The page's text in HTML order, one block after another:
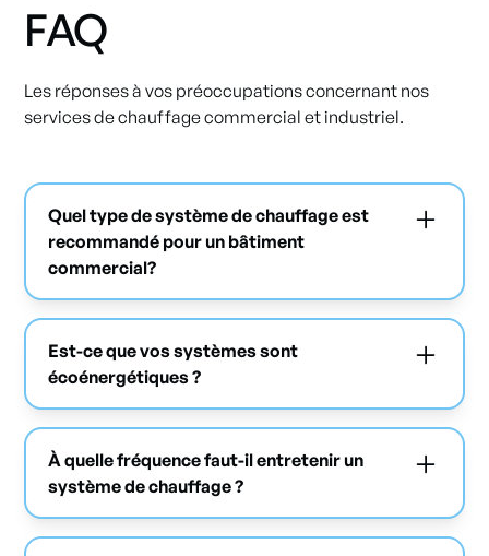
FAQ
Les réponses à vos préoccupations concernant nos
services de chauffage commercial et industriel.
Quel type de système de chauffage est
recommandé pour un bâtiment
commercial?
recommandons la meilleure option après une
analyse complète.
Est-ce que vos systèmes sont
écoénergétiques ?
optimisent la consommation d’énergie.
À quelle fréquence faut-il entretenir un
système de chauffage ?